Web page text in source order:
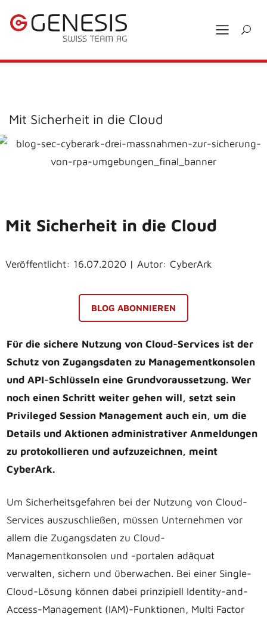
Mit Sicherheit in die Cloud
Mit Sicherheit in die Cloud
Veröffentlicht: 16.07.2020 | Autor: CyberArk
BLOG ABONNIEREN
Für die sichere Nutzung von Cloud-Services ist der
Schutz von Zugangsdaten zu Managementkonsolen
und API-Schlüsseln eine Grundvoraussetzung. Wer
noch einen Schritt weiter gehen will, setzt sein
Privileged Session Management auch ein, um die
Details und Aktionen administrativer Anmeldungen
zu protokollieren und aufzuzeichnen, meint
CyberArk.
Um Sicherheitsgefahren bei der Nutzung von Cloud-
Services auszuschließen, müssen Unternehmen vor
allem die Zugangsdaten zu Cloud-
Managementkonsolen und -portalen adäquat
verwalten, sichern und überwachen. Bei einer Single-
Cloud-Lösung können dabei prinzipiell Identity-and-
Access-Management (IAM)-Funktionen, Multi Factor